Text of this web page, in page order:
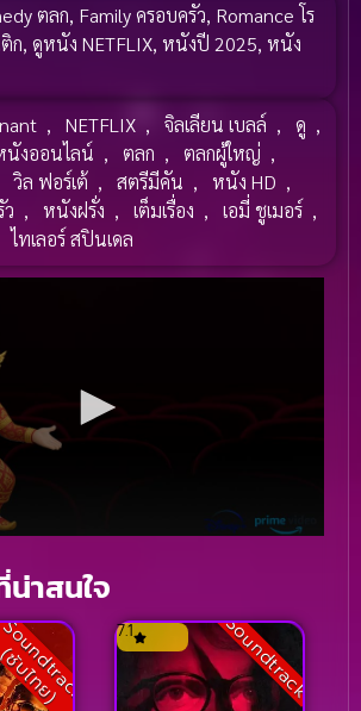
ตลก, Family ครอบครัว, Romance โร
ก,ดูหนัง NETFLIX,หนังปี 2025,หนัง
, NETFLIX , จิลเลียน เบลล์ , ดู ,
นังออนไลน์ , ตลก , ตลกผู้ใหญ่ ,
วิล ฟอร์เต้ , สตรีมีคัน , หนัง HD ,
, หนังฝรั่ง , เต็มเรื่อง , เอมี่ ชูเมอร์ ,
ไทเลอร์ สปินเดล
าสนใจ
Soundtrack
7.1